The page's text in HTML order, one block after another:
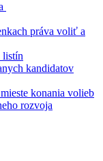
práva voliť a
listín
kandidatov
konania volieb
rozvoja